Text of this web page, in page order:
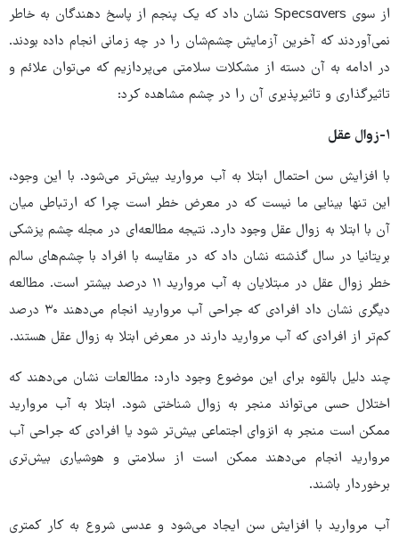
از سوی Specsavers نشان داد که یک پنجم از پاسخ دهندگان به خاطر
نمی‌آوردند که آخرین آزمایش چشم‌شان را در چه زمانی انجام داده بودند.
در ادامه به آن دسته از مشکلات سلامتی می‌پردازیم که می‌توان علائم و
تاثیرگذاری و تاثیرپذیری آن را در چشم مشاهده کرد:
۱-زوال عقل
با افزایش سن احتمال ابتلا به آب مروارید بیش‌تر می‌شود. با این وجود،
این تنها بینایی ما نیست که در معرض خطر است چرا که ارتباطی میان
آن با ابتلا به زوال عقل وجود دارد. نتیجه مطالعه‌ای در مجله چشم پزشکی
بریتانیا در سال گذشته نشان داد که در مقایسه با افراد با چشم‌های سالم
خطر زوال عقل در مبتلایان به آب مروارید ۱۱ درصد بیشتر است. مطالعه
دیگری نشان داد افرادی که جراحی آب مروارید انجام می‌دهند ۳۰ درصد
کم‌تر از افرادی که آب مروارید دارند در معرض ابتلا به زوال عقل هستند.
چند دلیل بالقوه برای این موضوع وجود دارد: مطالعات نشان می‌دهند که
اختلال حسی می‌تواند منجر به زوال شناختی شود. ابتلا به آب مروارید
ممکن است منجر به انزوای اجتماعی بیش‌تر شود یا افرادی که جراحی آب
مروارید انجام می‌دهند ممکن است از سلامتی و هوشیاری بیش‌تری
برخوردار باشند.
آب مروارید با افزایش سن ایجاد می‌شود و عدسی شروع به کار کمتری